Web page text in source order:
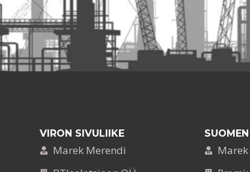
VIRON SIVULIIKE
Marek Merendi